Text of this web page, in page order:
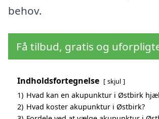
behov.
Få tilbud, gratis og
Indholdsfortegnelse skjul
1) Hvad kan en akupunktur i Østbirk
2) Hvad koster akupunktur i Østbirk?